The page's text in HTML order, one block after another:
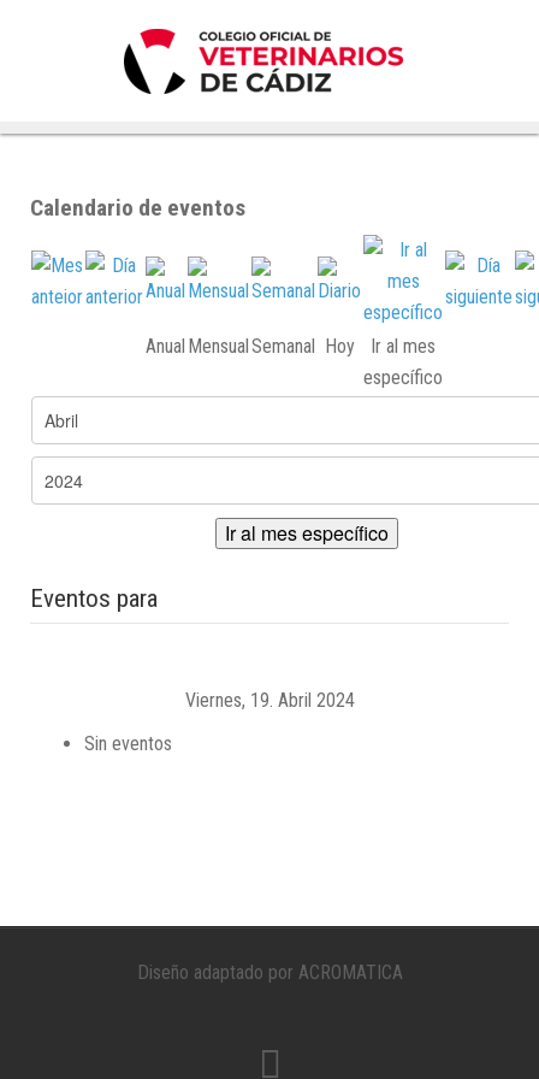
Calendario de eventos
Anual MensualSemanal Hoy
Ir al mes
específico
Ir al mes específico
Eventos para
Viernes, 19. Abril 2024
Sin eventos
Diseño adaptado por ACROMATICA